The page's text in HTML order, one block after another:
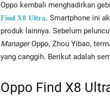
Oppo kembali menghadirkan
Find X8 Ultra. Smartphone ini
produk lainnya. Sebelum
ManagerOppo, Zhou Yibao,
yang canggih. Berikut adalah
Oppo Find X8